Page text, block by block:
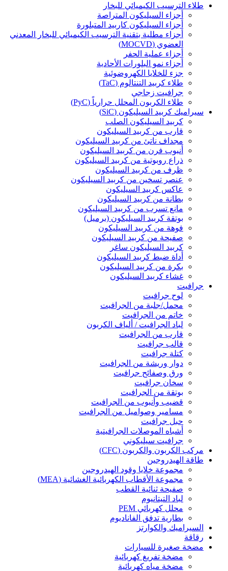
طلاء الترسيب الكيميائي للبخار
أجزاء السيليكون المتراصة
أجزاء السيليكون كاربيد المتبلورة
أجزاء مطلية بتقنية الترسيب الكيميائي للبخار المعدني
العضوي (MOCVD)
أجزاء عملية الحفر
أجزاء نمو البلورات الأحادية
جزء للخلايا الكهروضوئية
طلاء كربيد التنتالوم (TaC)
جرافيت زجاجي
طلاء الكربون المحلل حرارياً (PyC)
سيراميك كربيد السيليكون (SiC)
كربيد السيليكون الصلب
قارب من كربيد السيليكون
مجداف ناتئ من كربيد السيليكون
أنبوب فرن من كربيد السيليكون
ذراع روبوتية من كربيد السيليكون
ظرف من كربيد السيليكون
عنصر تسخين من كربيد السيليكون
عاكس كربيد السيليكون
بطانة من كربيد السيليكون
مانع تسرب من كربيد السيليكون
بوتقة كربيد السيليكون (برميل)
فوهة من كربيد السيليكون
صفيحة من كربيد السيليكون
كربيد السيليكون ساغر
أداة ضبط كربيد السيليكون
بكرة من كربيد السيليكون
غشاء كربيد السيليكون
جرافيت
لوح جرافيت
محمل/جلبة من الجرافيت
خاتم من الجرافيت
لباد الجرافيت / ألياف الكربون
قارب من الجرافيت
قالب جرافيت
كتلة جرافيت
دوار وريشة من الجرافيت
ورق وصفائح جرافيت
سخان جرافيت
بوتقة من الجرافيت
قضيب وأنبوب من الجرافيت
مسامير وصواميل من الجرافيت
حبل جرافيت
أشباه الموصلات الجرافيتية
جرافيت سيليكوني
مركب الكربون والكربون (CFC)
طاقة الهيدروجين
مجموعة خلايا وقود الهيدروجين
مجموعة الأقطاب الكهربائية الغشائية (MEA)
صفيحة ثنائية القطب
لباد التيتانيوم
محلل كهربائي PEM
بطارية تدفق الفاناديوم
السيراميك والكوارتز
رقاقة
مضخة صغيرة للسيارات
مضخة تفريغ كهربائية
مضخة مياه كهربائية